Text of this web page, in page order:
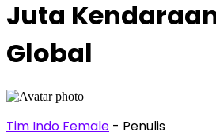
Juta
Global
Tim Indo Female - Penulis